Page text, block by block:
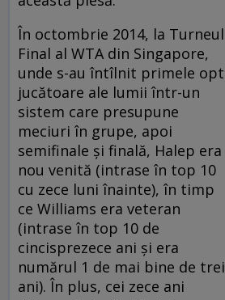
În octombrie 2014, la Turneul
Final al WTA din Singapore,
unde s-au întîlnit primele opt
jucătoare ale lumii într-un
sistem care presupune
meciuri în grupe, apoi
semifinale şi finală, Halep era
nou venită (intrase în top 10
cu zece luni înainte), în timp
ce Williams era veteran
(intrase în top 10 de
cincisprezece ani şi era
numărul 1 de mai bine de trei
ani). În plus, cei zece ani